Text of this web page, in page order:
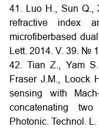
41. Luo H., Sun Q.,
refractive index
microfiberbased
Lett. 2014. V. 39. №
42. Tian Z., Yam
Fraser J.M., Loock
sensing with
concatenating
Photonic. Technol.